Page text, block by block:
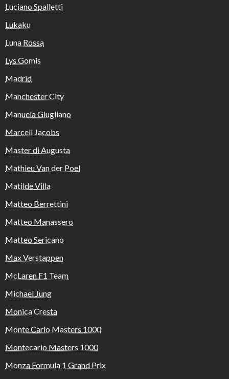
Luciano Spalletti
Lukaku
Luna Rossa
Lys Gomis
Madrid
Manchester City
Manuela Giugliano
Marcell Jacobs
Master di Augusta
Mathieu Van der Poel
Matilde Villa
Matteo Berrettini
Matteo Manassero
Matteo Sericano
Max Verstappen
McLaren F1 Team
Michael Jung
Monica Cresta
Monte Carlo Masters 1000
Montecarlo Masters 1000
Monza Formula 1 Grand Prix